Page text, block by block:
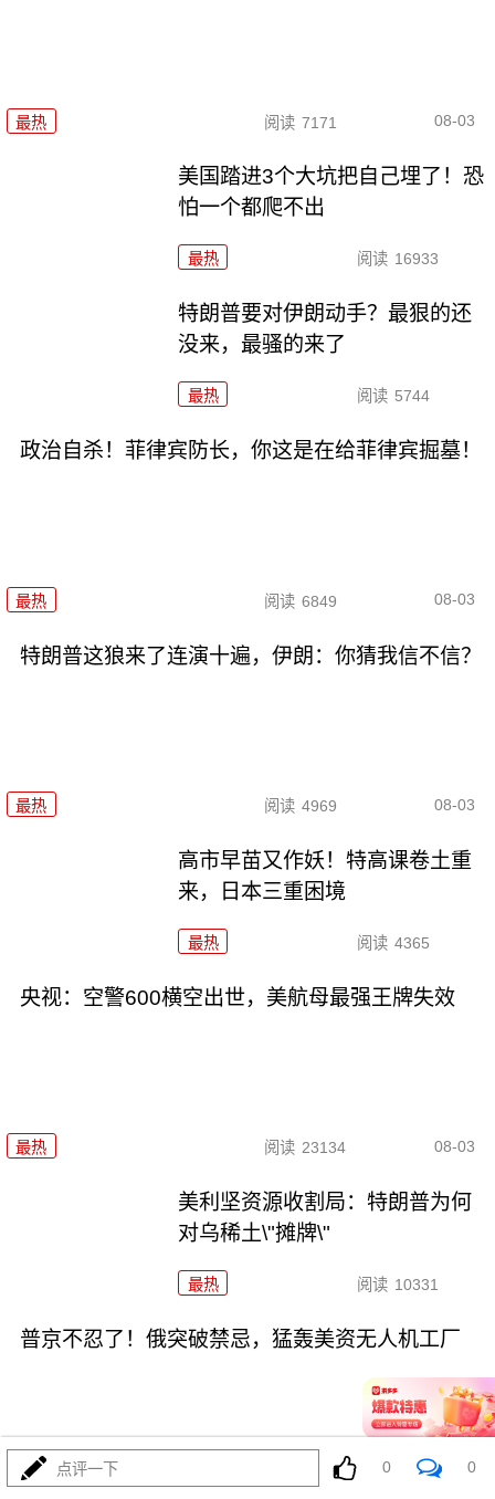
最热 阅读 7171 08-03
美国踏进3个大坑把自己埋了！恐
怕一个都爬不出
最热 阅读 16933
特朗普要对伊朗动手？最狠的还
没来，最骚的来了
最热 阅读 5744
政治自杀！菲律宾防长，你这是在给菲律宾掘墓！
最热 阅读 6849 08-03
特朗普这狼来了连演十遍，伊朗：你猜我信不信？
最热 阅读 4969 08-03
高市早苗又作妖！特高课卷土重
来，日本三重困境
最热 阅读 4365
央视：空警600横空出世，美航母最强王牌失效
最热 阅读 23134 08-03
美利坚资源收割局：特朗普为何
对乌稀土\"摊牌\"
最热 阅读 10331
普京不忍了！俄突破禁忌，猛轰美资无人机工厂
最热 阅读 8783
点评一下 0 0